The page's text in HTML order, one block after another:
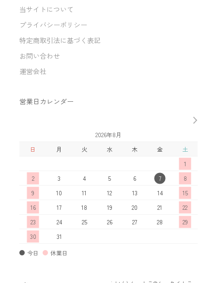
当サイトについて
プライバシーポリシー
特定商取引法に基づく表記
お問い合わせ
運営会社
営業日カレンダー
2026年8月
日
月 火 水 木 金
土
1
2
3 4 5 6 7
8
9
10 11 12 13 14
15
16
17 18 19 20 21
22
23
24 25 26 27 28
29
30
31
今日 休業日